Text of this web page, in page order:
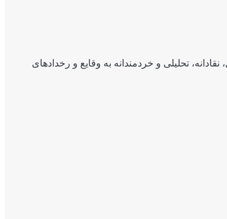
تحلیلی و خردمندانه به وقایع و رخدادهای